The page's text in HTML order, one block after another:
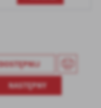
NASTĘPNY